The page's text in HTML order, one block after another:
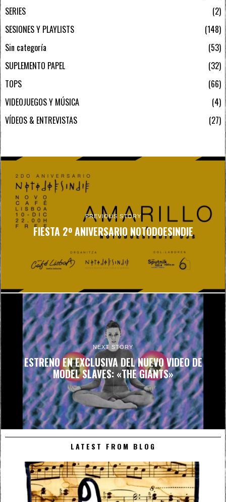
SERIES
2
SESIONES Y PLAYLISTS
148
Sin categoría
53
SUPLEMENTO PAPEL
32
TOPS
66
VIDEOJUEGOS Y MÚSICA
4
VÍDEOS & ENTREVISTAS
27
PREVIOUS STORY
FIESTA 2º ANIVERSARIO NOTODOESINDIE
NEXT STORY
ESTRENO EN EXCLUSIVA DEL NUEVO VIDEO DE
MODEL SLAVES: «THE GIANTS»
LATEST FROM BLOG